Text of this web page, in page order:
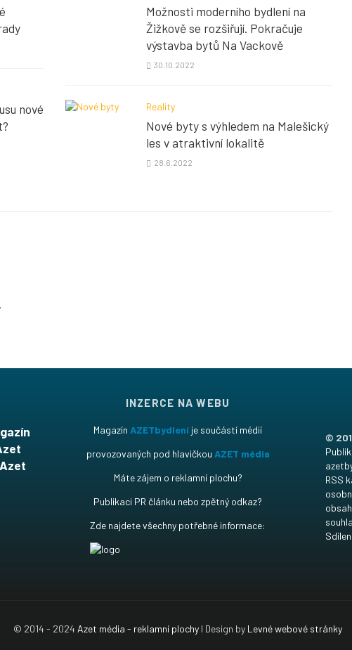
nové
Možnosti moderního bydlení na
Žižkově se rozšiřují. Pokračuje
výstavba bytů Na Vackově
30.10.2022
Reality
Nové byty s výhledem na Malešický
les v atraktivní lokalitě
28.6.2022
.
Azet
INZERCE NA WEBU
Magazín AZETbydlení je součástí médií
provozovaných pod hlavičkou AZET média
Máte zájem o reklamní plochu?
Publikaci PR článku nebo zpětný odkaz?
Zde najdete všechny potřebné informace:
©
RSS
© 2014 - 2024 Azet média - reklamní plochy I Design by Levné webové stránky